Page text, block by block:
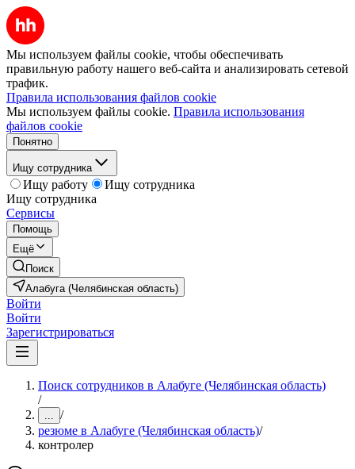
Мы используем файлы cookie, чтобы обеспечивать
правильную работу нашего веб-сайта и анализировать сетевой
трафик.
Правила использования файлов cookie
Мы используем файлы cookie. Правила использования
файлов cookie
Понятно
Ищу сотрудника
Ищу работу
Ищу сотрудника
Ищу сотрудника
Сервисы
Помощь
Ещё
Поиск
Алабуга (Челябинская область)
Войти
Войти
Зарегистрироваться
Поиск сотрудников в Алабуге (Челябинская область)
/
... /
резюме в Алабуге (Челябинская область)/
контролер